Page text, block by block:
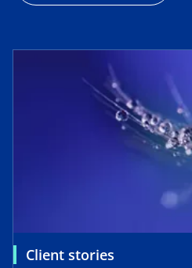
Client stories